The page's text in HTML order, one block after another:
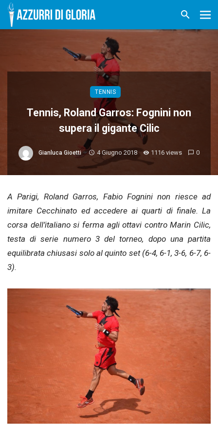
TENNIS
Tennis, Roland Garros: Fognini non
supera il gigante Cilic
Gianluca Gioetti 4 Giugno 2018 1116 views 0
A Parigi, Roland Garros, Fabio Fognini non riesce ad
imitare Cecchinato ed accedere ai quarti di finale. La
corsa dell’italiano si ferma agli ottavi contro Marin Cilic,
testa di serie numero 3 del torneo, dopo una partita
equilibrata chiusasi solo al quinto set (6-4, 6-1, 3-6, 6-7, 6-
3).